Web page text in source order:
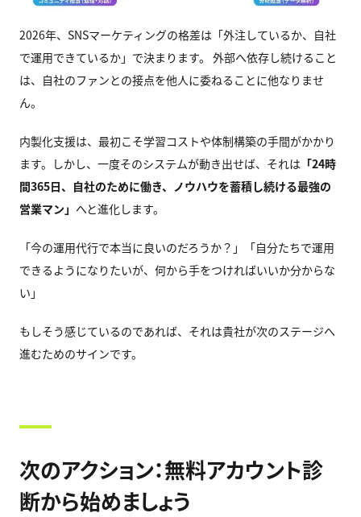
2026年、SNSマーケティングの格差は「外注しているか、自社
で運用できているか」で決まります。 外部へ依存し続けること
は、自社のファンとの接点を他人に委ねることに他なりませ
ん。
内製化支援は、最初こそ学習コストや体制構築の手間がかかり
ます。しかし、一度そのシステムが動き出せば、それは 「24時
間365日、自社のために働き、ノウハウを蓄積し続ける最強の
営業マン」 へと進化します。
「今の運用代行で本当に良いのだろうか？」「自分たちで運用
できるようになりたいが、何から手をつければいいか分からな
い」
もしそう感じているのであれば、それは貴社が次のステージへ
進むためのサインです。
次のアクション：無料アカウント診
断から始めましょう